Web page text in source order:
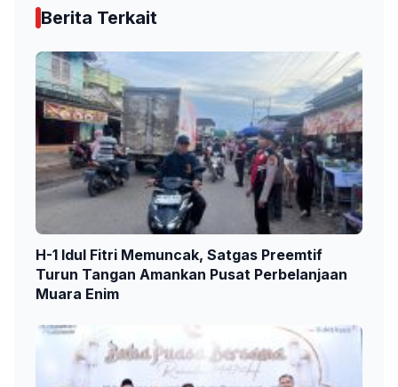
Berita Terkait
H-1 Idul Fitri Memuncak, Satgas Preemtif
Turun Tangan Amankan Pusat Perbelanjaan
Muara Enim